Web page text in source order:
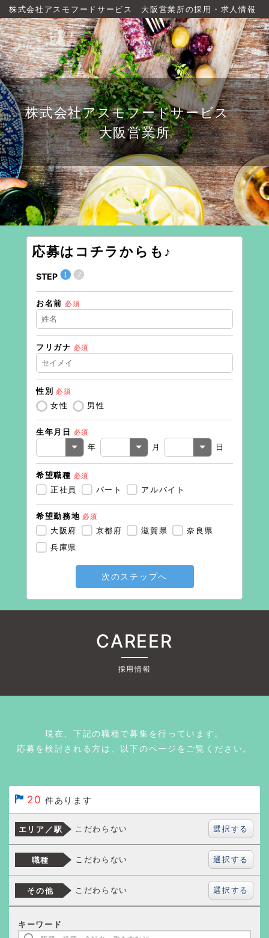
株式会社アスモフードサービス 大阪営業所の採用・求人情報
株式会社アスモフードサービス
大阪営業所
応募はコチラからも♪
STEP ❶❷
お名前 必須
フリガナ 必須
性別 必須
女性 男性
生年月日 必須
年 月 日
希望職種 必須
正社員 パート アルバイト
希望勤務地 必須
大阪府 京都府 滋賀県
奈良県
兵庫県
次のステップへ
CAREER
採用情報
現在、下記の職種で募集を行っています。
応募を検討される方は、以下のページをご覧ください。
20 件あります
エリア／駅 こだわらない 選択する
職種 こだわらない 選択する
その他 こだわらない 選択する
キーワード